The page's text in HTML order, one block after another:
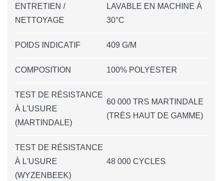
ENTRETIEN /
NETTOYAGE
LAVABLE EN MACHINE À
30°C
POIDS INDICATIF 409 G/M
COMPOSITION 100% POLYESTER
TEST DE RÉSISTANCE
À L'USURE
(MARTINDALE)
60 000 TRS MARTINDALE
(TRÈS HAUT DE GAMME)
TEST DE RÉSISTANCE
À L'USURE
(WYZENBEEK)
48 000 CYCLES